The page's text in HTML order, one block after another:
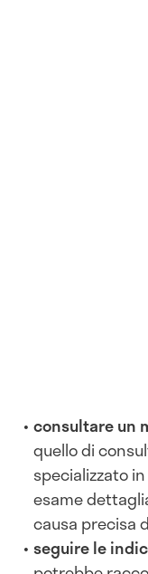
consultare un
quello di
specializzato
esame
causa precisa
seguire le